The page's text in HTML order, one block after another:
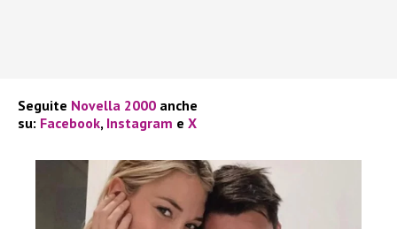
Seguite Novella 2000 anche
su: Facebook, Instagram e X